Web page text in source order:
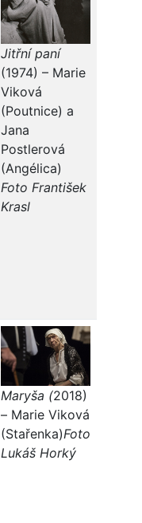
Jitřní paní
(1974) – Marie
Viková
(Poutnice) a
Jana
Postlerová
(Angélica)
Foto František
Krasl
Maryša (2018)
– Marie Viková
(Stařenka)Foto
Lukáš Horký